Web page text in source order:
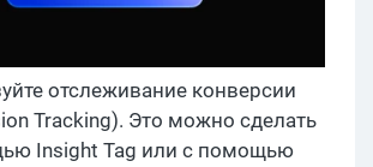
отслеживание конверсии
Tracking). Это можно сделать
Insight Tag или с помощью